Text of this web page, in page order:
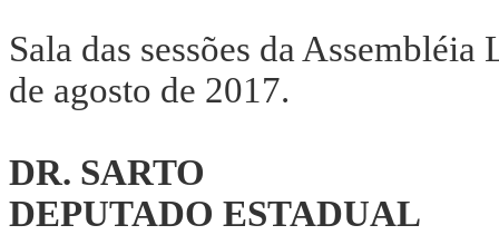
Sala das sessões da
de agosto de 2017.
DR. SARTO
DEPUTADO ESTADUAL